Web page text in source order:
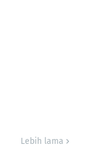
Lebih lama